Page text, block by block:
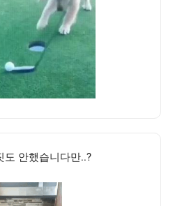
도 안했습니다만..?